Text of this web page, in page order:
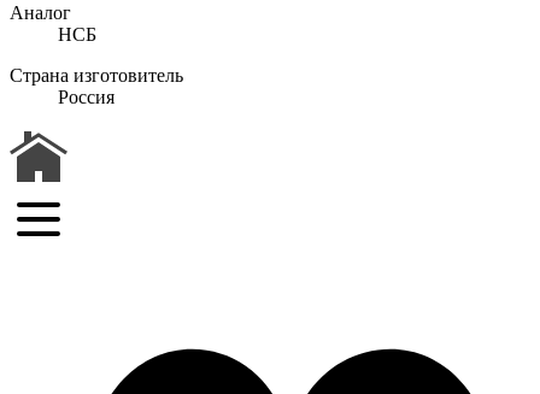
Аналог
НСБ
Страна изготовитель
Россия